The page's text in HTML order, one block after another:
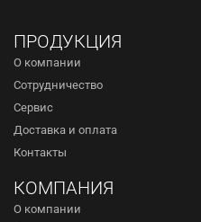
ПРОДУКЦИЯ
О компании
Сотрудничество
Сервис
Доставка и оплата
Контакты
КОМПАНИЯ
О компании